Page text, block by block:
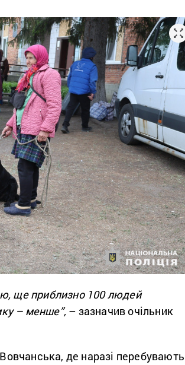
ще приблизно 100 людей
– менше”, – зазначив очільник
де наразі перебувають